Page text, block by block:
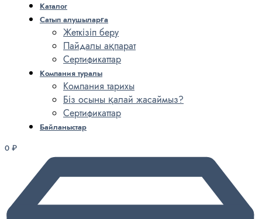
Каталог
Сатып алушыларға
Жеткізіп беру
Пайдалы ақпарат
Сертификаттар
Компания туралы
Компания тарихы
Біз осыны қалай жасаймыз?
Сертификаттар
Байланыстар
0 ₽